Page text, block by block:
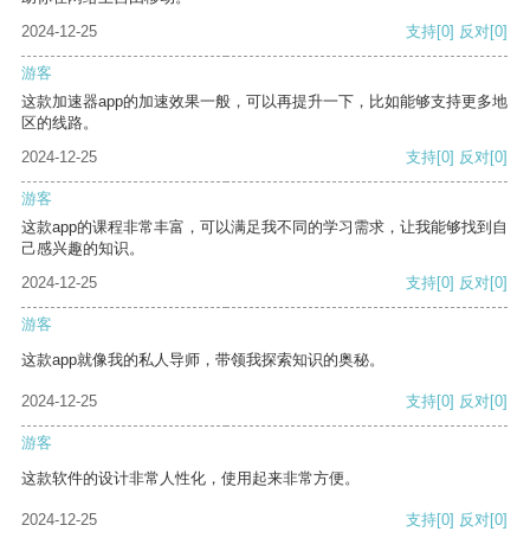
2024-12-25
支持[0] 反对[0]
游客
这款加速器app的加速效果一般，可以再提升一下，比如能够支持更多地
区的线路。
2024-12-25
支持[0] 反对[0]
游客
这款app的课程非常丰富，可以满足我不同的学习需求，让我能够找到自
己感兴趣的知识。
2024-12-25
支持[0] 反对[0]
游客
这款app就像我的私人导师，带领我探索知识的奥秘。
2024-12-25 支持[0] 反对[0]
游客
这款软件的设计非常人性化，使用起来非常方便。
2024-12-25 支持[0] 反对[0]